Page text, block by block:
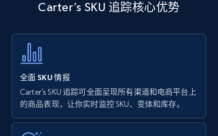
Amazon products - find products by using
price, Currency, Availability, Reviews count, and
more.
5.7K+ 立即开始
Amazon Reviews
Carter’s SKU 追踪核心优势
全面 SKU 情报
Carter’s SKU 追踪可全面呈现所有渠道和电商平台上
的商品表现，让你实时监控 SKU、变体和库存。